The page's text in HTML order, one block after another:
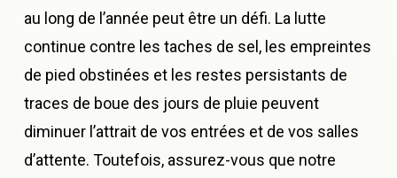
au long de l’année peut être un défi. La lutte
continue contre les taches de sel, les empreintes
de pied obstinées et les restes persistants de
traces de boue des jours de pluie peuvent
diminuer l’attrait de vos entrées et de vos salles
d’attente. Toutefois, assurez-vous que notre